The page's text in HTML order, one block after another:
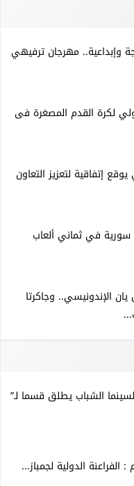
وإبداعية.. مهرجان ترفيهي
لكرة القدم المصغرة فى
إتفاقية لتعزيز التعاون
سورية في ثماني ألعاب
الإندونيسي.. وجاكرتا
الشباب يطلق قسما لـ”
الفراعنة الدولية لجمباز...